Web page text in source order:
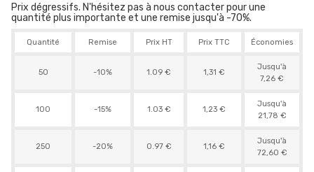
Prix dégressifs. N'hésitez pas à nous contacter pour une
quantité plus importante et une remise jusqu'à -70%.
Quantité Remise Prix HT Prix TTC Économies
50 -10% 1.09 € 1,31 €
Jusqu'à
7,26 €
100 -15% 1.03 € 1,23 €
Jusqu'à
21,78 €
250 -20% 0.97 € 1,16 €
Jusqu'à
72,60 €